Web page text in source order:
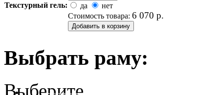
Текстурный гель:
да
нет
Стоимость товара: 6 070 р.
Выбрать раму:
очистить фильтр цвета
Выберите